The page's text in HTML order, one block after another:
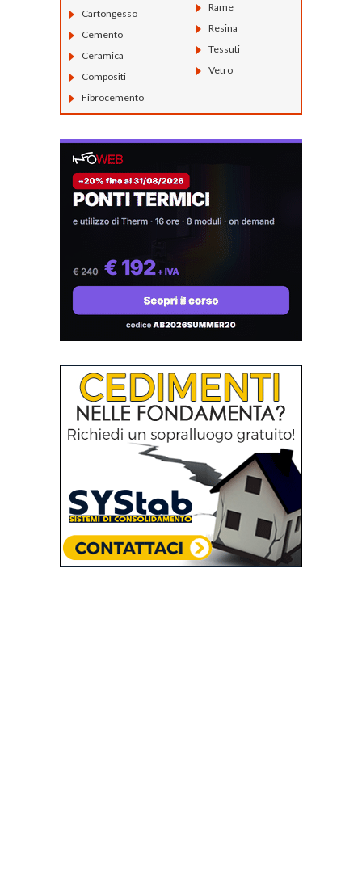
Cartongesso
Cemento
Ceramica
Compositi
Fibrocemento
Rame
Resina
Tessuti
Vetro